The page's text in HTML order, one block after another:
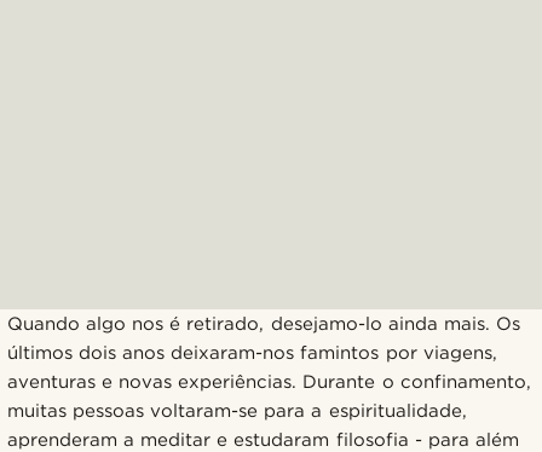
Quando algo nos é retirado, desejamo-lo ainda mais. Os
últimos dois anos deixaram-nos famintos por viagens,
aventuras e novas experiências. Durante o confinamento,
muitas pessoas voltaram-se para a espiritualidade,
aprenderam a meditar e estudaram filosofia - para além